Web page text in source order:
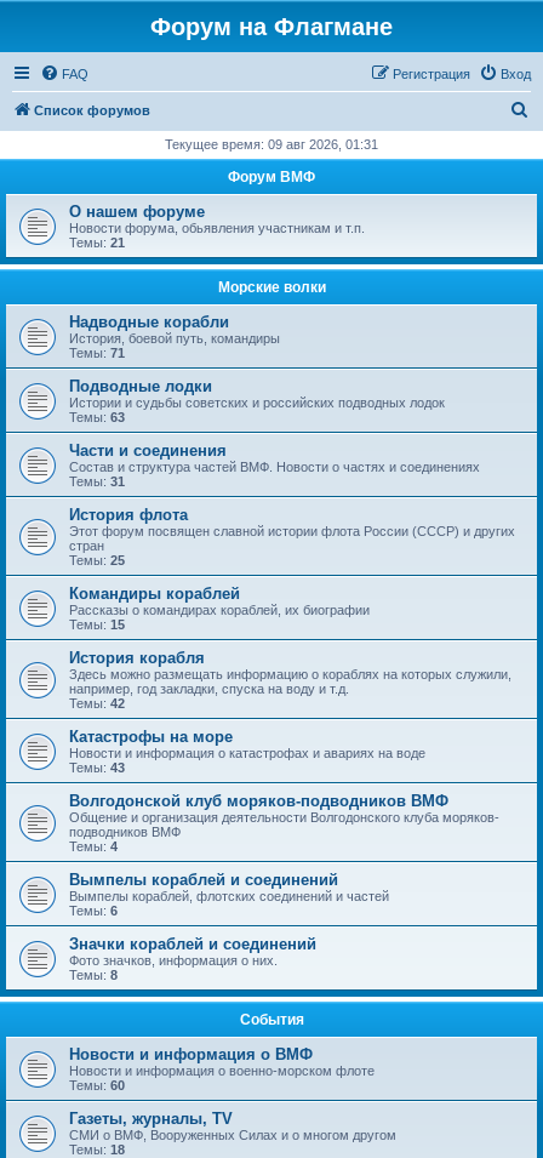
Форум на Флагмане
FAQ Вход
Регистрация
Список форумов
с
Текущее время: 09 авг 2026, 01:31
Форум ВМФ
О нашем форуме
Новости форума, обьявления участникам и т.п.
Темы: 21
Морские волки
Надводные корабли
История, боевой путь, командиры
Темы: 71
Подводные лодки
Истории и судьбы советских и российских подводных лодок
Темы: 63
Части и соединения
Состав и структура частей ВМФ. Новости о частях и соединениях
Темы: 31
История флота
Этот форум посвящен славной истории флота России (СССР) и других
стран
Темы: 25
Командиры кораблей
Рассказы о командирах кораблей, их биографии
Темы: 15
История корабля
Здесь можно размещать информацию о кораблях на которых служили,
например, год закладки, спуска на воду и т.д.
Темы: 42
Катастрофы на море
Новости и информация о катастрофах и авариях на воде
Темы: 43
Волгодонской клуб моряков-подводников ВМФ
Общение и организация деятельности Волгодонского клуба моряков-
подводников ВМФ
Темы: 4
Вымпелы кораблей и соединений
Вымпелы кораблей, флотских соединений и частей
Темы: 6
Значки кораблей и соединений
Фото значков, информация о них.
Темы: 8
События
Новости и информация о ВМФ
Новости и информация о военно-морском флоте
Темы: 60
Газеты, журналы, TV
СМИ о ВМФ, Вооруженных Силах и о многом другом
Темы: 18